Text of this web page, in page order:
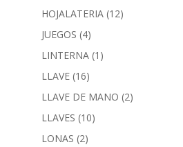
HOJALATERIA (12)
JUEGOS (4)
LINTERNA (1)
LLAVE (16)
LLAVE DE MANO (2)
LLAVES (10)
LONAS (2)